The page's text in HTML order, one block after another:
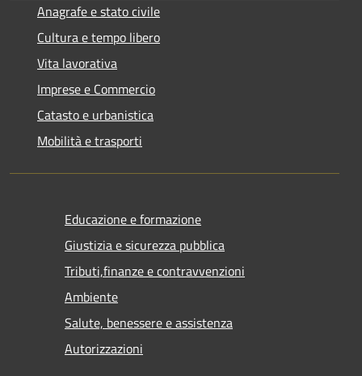
Anagrafe e stato civile
Cultura e tempo libero
Vita lavorativa
Imprese e Commercio
Catasto e urbanistica
Mobilità e trasporti
Educazione e formazione
Giustizia e sicurezza pubblica
Tributi,finanze e contravvenzioni
Ambiente
Salute, benessere e assistenza
Autorizzazioni